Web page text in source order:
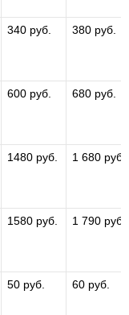
340 руб. 380 руб.
600 руб. 680 руб.
1480 руб. 1 680 руб.
1580 руб. 1 790 руб.
50 руб. 60 руб.